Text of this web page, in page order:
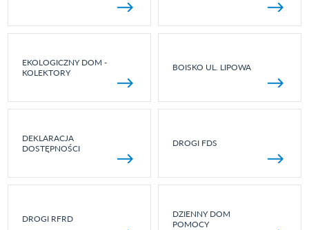
EKOLOGICZNY DOM -
KOLEKTORY
BOISKO UL. LIPOWA
DEKLARACJA
DOSTĘPNOŚCI
DROGI FDS
DROGI RFRD
DZIENNY DOM
POMOCY